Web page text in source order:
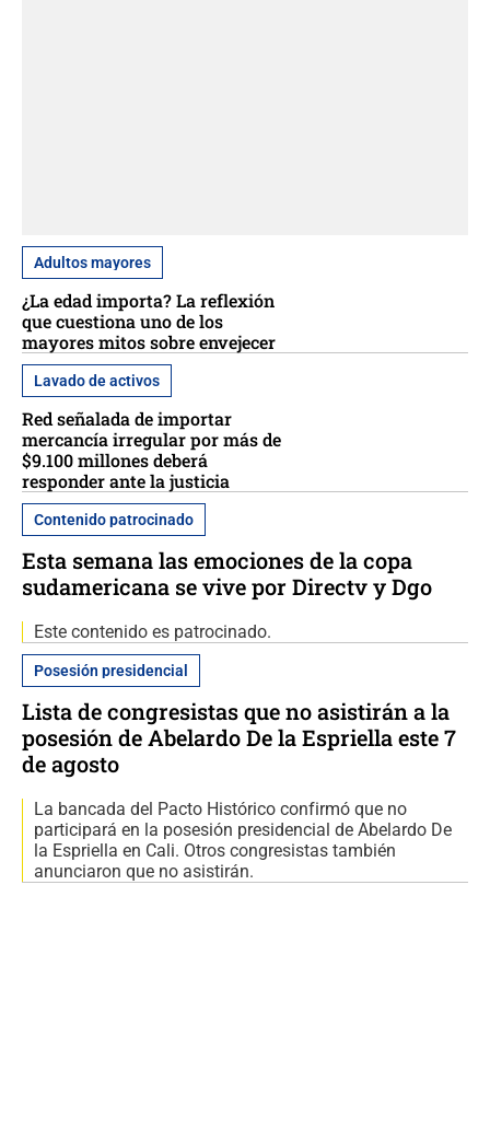
Adultos mayores
¿La edad importa? La reflexión
que cuestiona uno de los
mayores mitos sobre envejecer
Lavado de activos
Red señalada de importar
mercancía irregular por más de
$9.100 millones deberá
responder ante la justicia
Contenido patrocinado
Esta semana las emociones de la copa
sudamericana se vive por Directv y Dgo
Este contenido es patrocinado.
Posesión presidencial
Lista de congresistas que no asistirán a la
posesión de Abelardo De la Espriella este 7
de agosto
La bancada del Pacto Histórico confirmó que no
participará en la posesión presidencial de Abelardo De
la Espriella en Cali. Otros congresistas también
anunciaron que no asistirán.